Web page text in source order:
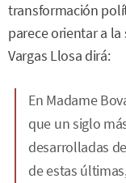
transformación
parece orientar a
Vargas Llosa dirá:
En Madame
que un siglo
desarrolladas
de estas